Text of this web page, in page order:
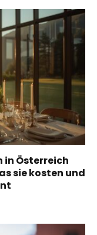
in Österreich
sie kosten und